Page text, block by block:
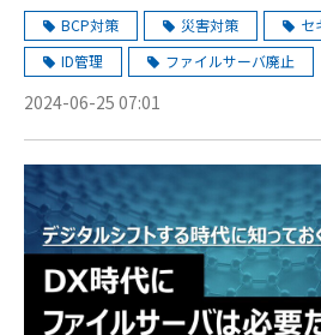
BCP対策 災害対策
セ
ID管理
ファイルサーバ廃止
2024-06-25 07:01